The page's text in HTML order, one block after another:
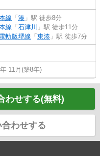
線 「 湊 」駅 徒歩8分
線 「 石津川 」駅 徒歩11分
軌阪堺線 「 東湊 」駅 徒歩7分
11月(築8年)
わせする(無料)
わせする